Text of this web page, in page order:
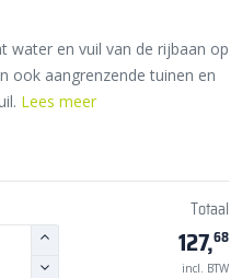
en vuil van de rijbaan op
ook aangrenzende tuinen en
Lees meer
Totaal
127,68
incl. BTW